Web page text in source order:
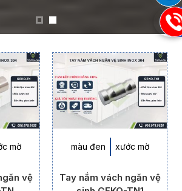
mờ
vệ
màu đen xước mờ
Tay nắm vách ngăn vệ